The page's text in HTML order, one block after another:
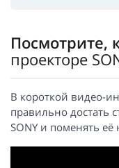
Посмотрите,
проекторе
В короткой видео-
правильно достать
SONY и поменять